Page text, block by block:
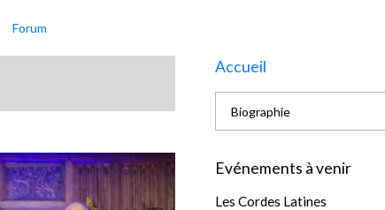
Forum
Accueil
Biographie
Evénements à venir
Les Cordes Latines